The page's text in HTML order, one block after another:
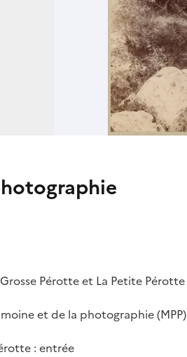
Pérotte et La Petite Pérotte
et de la photographie (MPP)
: entrée